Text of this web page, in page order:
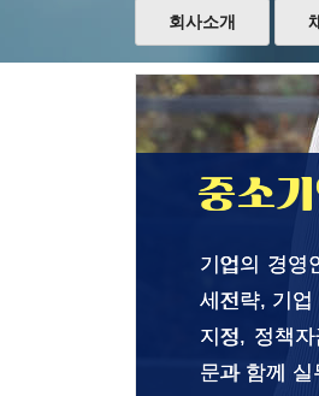
회사소개
중소
기업의 경영
세전략, 기업
지정, 정책
문과 함께 실